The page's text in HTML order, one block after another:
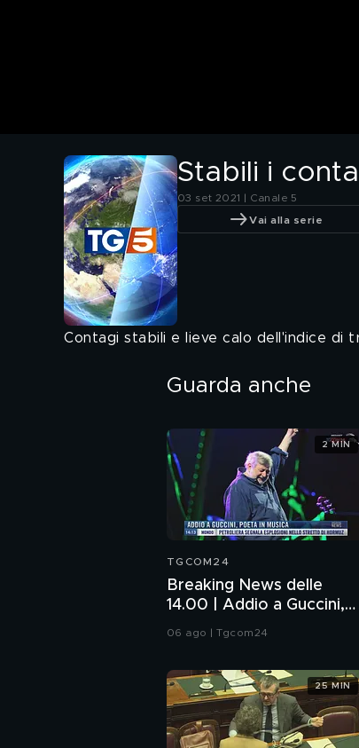
Stabili i
03 set 2021 | Canale 5
Vai alla serie
Contagi stabili e lieve calo dell'indice di
Guarda anche
TGCOM24
Breaking News delle
14.00 | Addio a Guccini,
poeta in musica
06 ago | Tgcom24
2 MIN
25 MIN